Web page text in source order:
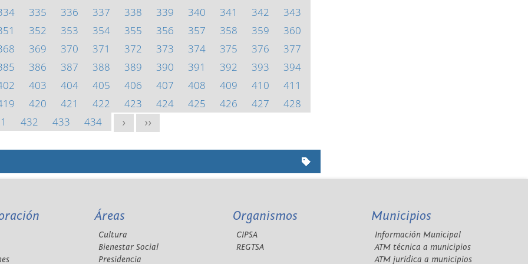
335 336 337 338 339 340 341 342
343
352 353 354 355 356 357 358 359
360
369 370 371 372 373 374 375 376
377
386 387 388 389 390 391 392 393
394
403 404 405 406 407 408 409 410
411
420 421 422 423 424 425 426 427
428
432 433 434 > >>
Áreas
Cultura
Bienestar Social
Presidencia
Organismos
CIPSA
REGTSA
Municipios
Información Municipal
ATM técnica a municipios
ATM jurídica a municipios